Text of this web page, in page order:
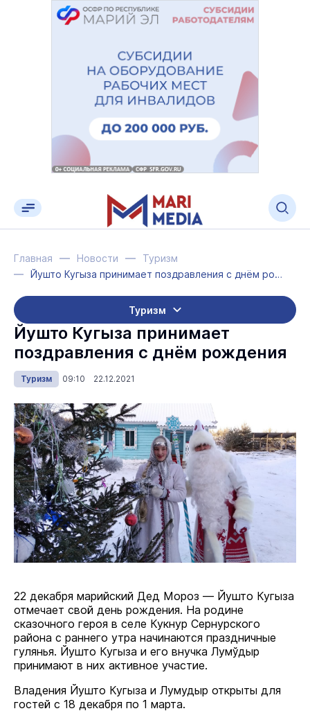
Главная Новости
Туризм
Йушто Кугыза принимает поздравления с днём рождения
Туризм
Йушто Кугыза принимает
поздравления с днём рождения
Туризм 09:10 22.12.2021
22 декабря марийский Дед Мороз — Йушто Кугыза
отмечает свой день рождения. На родине
сказочного героя в селе Кукнур Сернурского
района с раннего утра начинаются праздничные
гулянья. Йушто Кугыза и его внучка Лумўдыр
принимают в них активное участие.
Владения Йушто Кугыза и Лумудыр открыты для
гостей с 18 декабря по 1 марта.